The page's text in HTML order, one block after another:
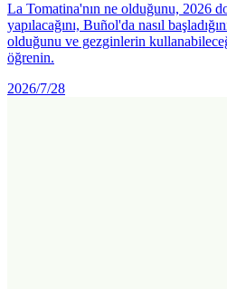
La Tomatina'nın ne olduğunu, 2026
yapılacağını, Buñol'da nasıl
olduğunu ve gezginlerin
öğrenin.
2026/7/28